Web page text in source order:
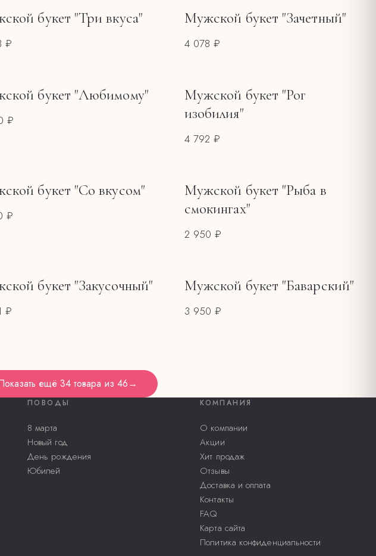
букет "Три вкуса"
₽
Мужской букет "Зачетный"
4 078 ₽
букет "Любимому"
₽
Мужской букет "Рог
изобилия"
4 792 ₽
букет "Со вкусом"
₽
Мужской букет "Рыба в
смокингах"
2 950 ₽
букет "Закусочный"
₽
Мужской букет "Баварский"
3 950 ₽
ещё34 товара из46→
ПОВОДЫ
8 марта
Новый год
День рождения
Юбилей
КОМПАНИЯ
О компании
Акции
Хит продаж
Отзывы
Доставка и оплата
Контакты
FAQ
Карта сайта
Политика конфиденциальности